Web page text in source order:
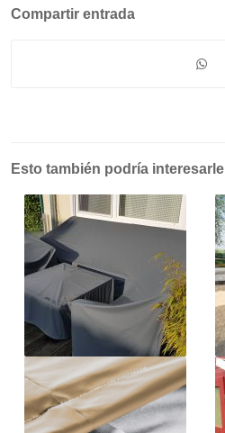
Compartir entrada
Esto también podría interesarle